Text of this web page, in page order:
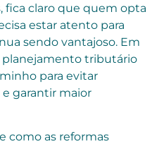
fica claro que quem opta
estar atento para
sendo vantajoso. Em
tributário
para evitar
e garantir maior
como as reformas